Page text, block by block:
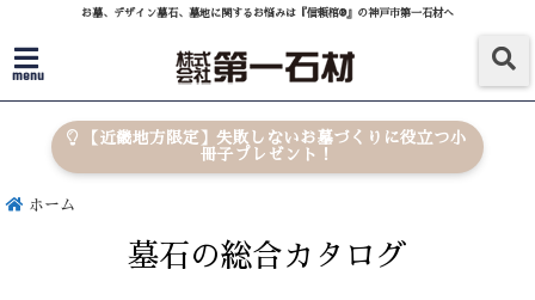
お墓、デザイン墓石、墓地に関するお悩みは『信頼棺®』の神戸市第一石材へ
menu
【近畿地方限定】失敗しないお墓づくりに役立つ小
冊子プレゼント！
ホーム
墓石の総合カタログ